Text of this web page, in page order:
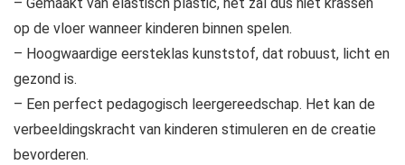
op de vloer wanneer kinderen binnen spelen.
– Hoogwaardige eersteklas kunststof, dat robuust, licht en
gezond is.
– Een perfect pedagogisch leergereedschap. Het kan de
verbeeldingskracht van kinderen stimuleren en de creatie
bevorderen.